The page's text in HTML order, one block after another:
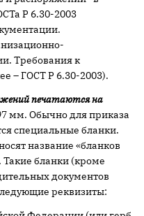
Р 6.30-2003
Требования к
– ГОСТ Р 6.30-2003).
печатаются на
мм. Обычно для приказа
специальные бланки.
название «бланков
бланки (кроме
документов
реквизиты: